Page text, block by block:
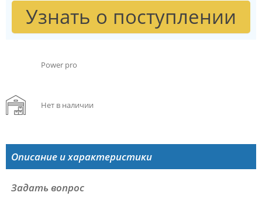
Узнать о поступлении
Power pro
Нет в наличии
Описание и характеристики
Задать вопрос